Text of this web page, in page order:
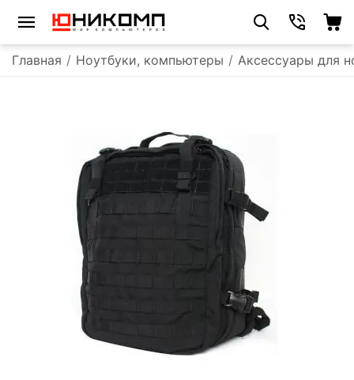
Главная / Ноутбуки, компьютеры / Аксессуары для